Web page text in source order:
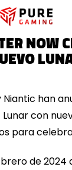
NOW
han
con
para
de 2024